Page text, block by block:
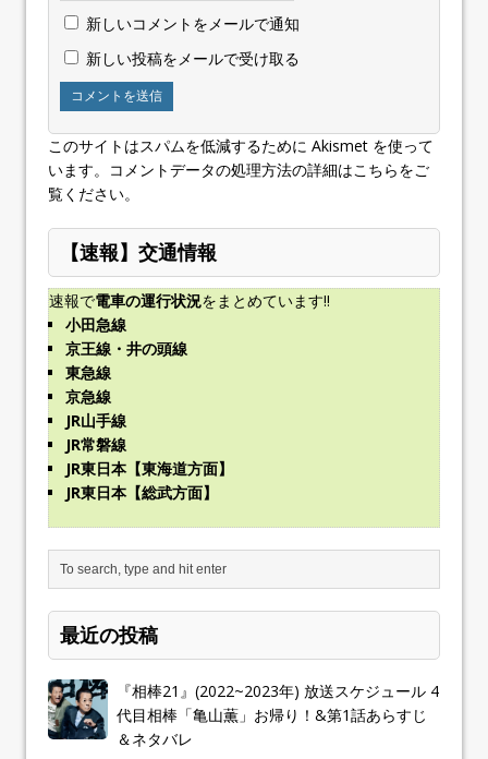
新しいコメントをメールで通知
新しい投稿をメールで受け取る
このサイトはスパムを低減するために Akismet を使って
います。 コメントデータの処理方法の詳細はこちらをご
覧ください。
【速報】交通情報
速報で電車の運行状況をまとめています!!
小田急線
京王線・井の頭線
東急線
京急線
JR山手線
JR常磐線
JR東日本【東海道方面】
JR東日本【総武方面】
最近の投稿
『相棒21』(2022~2023年) 放送スケジュール 4
代目相棒「亀山薫」お帰り！&第1話あらすじ
＆ネタバレ